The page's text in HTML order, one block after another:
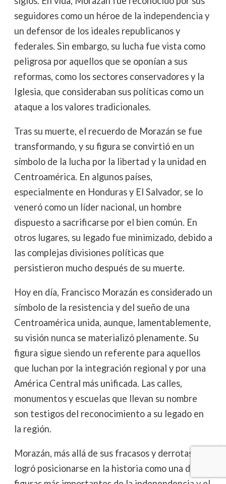
seguidores como un héroe de la independencia y
un defensor de los ideales republicanos y
federales. Sin embargo, su lucha fue vista como
peligrosa por aquellos que se oponían a sus
reformas, como los sectores conservadores y la
Iglesia, que consideraban sus políticas como un
ataque a los valores tradicionales.
Tras su muerte, el recuerdo de Morazán se fue
transformando, y su figura se convirtió en un
símbolo de la lucha por la libertad y la unidad en
Centroamérica. En algunos países,
especialmente en Honduras y El Salvador, se lo
veneró como un líder nacional, un hombre
dispuesto a sacrificarse por el bien común. En
otros lugares, su legado fue minimizado, debido a
las complejas divisiones políticas que
persistieron mucho después de su muerte.
Hoy en día, Francisco Morazán es considerado un
símbolo de la resistencia y del sueño de una
Centroamérica unida, aunque, lamentablemente,
su visión nunca se materializó plenamente. Su
figura sigue siendo un referente para aquellos
que luchan por la integración regional y por una
América Central más unificada. Las calles,
monumentos y escuelas que llevan su nombre
son testigos del reconocimiento a su legado en
la región.
Morazán, más allá de sus fracasos y derrotas,
logró posicionarse en la historia como una de las